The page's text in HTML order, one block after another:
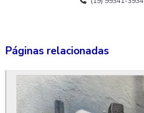
Hidrante de coluna completo
Hidrante custo
Hidrante de incêndio preço
Páginas relacionadas